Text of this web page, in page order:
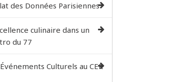
des Données Parisiennes
culinaire dans un
du 77
Culturels au CER